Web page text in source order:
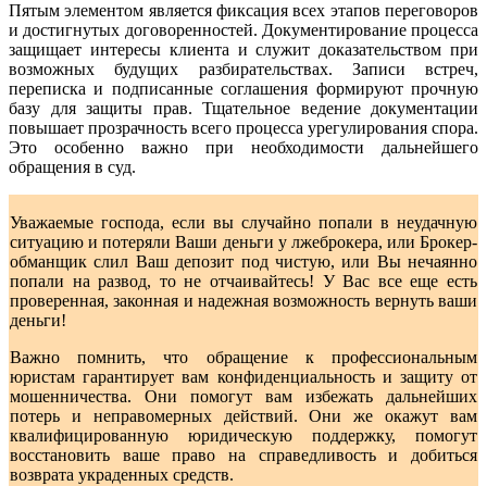
Пятым элементом является фиксация всех этапов переговоров
и достигнутых договоренностей. Документирование процесса
защищает интересы клиента и служит доказательством при
возможных будущих разбирательствах. Записи встреч,
переписка и подписанные соглашения формируют прочную
базу для защиты прав. Тщательное ведение документации
повышает прозрачность всего процесса урегулирования спора.
Это особенно важно при необходимости дальнейшего
обращения в суд.
Уважаемые господа, если вы случайно попали в неудачную
ситуацию и потеряли Ваши деньги у лжеброкера, или Брокер-
обманщик слил Ваш депозит под чистую, или Вы нечаянно
попали на развод, то не отчаивайтесь! У Вас все еще есть
проверенная, законная и надежная возможность вернуть ваши
деньги!
Важно помнить, что обращение к профессиональным
юристам гарантирует вам конфиденциальность и защиту от
мошенничества. Они помогут вам избежать дальнейших
потерь и неправомерных действий. Они же окажут вам
квалифицированную юридическую поддержку, помогут
восстановить ваше право на справедливость и добиться
возврата украденных средств.